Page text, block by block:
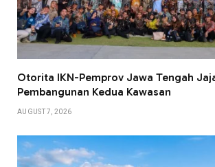
Otorita IKN-Pemprov Jawa Tengah
Pembangunan Kedua Kawasan
AUGUST 7, 2026